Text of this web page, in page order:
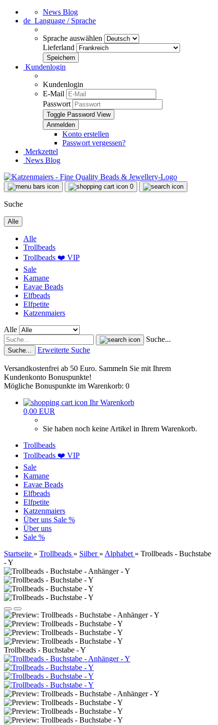
News Blog
de Language / Sprache
Sprache auswählen
Lieferland
Kundenlogin
Kundenlogin
E-Mail
Passwort
Toggle Password View
Konto erstellen
Passwort vergessen?
Merkzettel
News Blog
0
Suche
Alle
Alle
Trollbeads
Trollbeads ❤️ VIP
Sale
Kamane
Eavae Beads
Elfbeads
Elfpetite
Katzenmaiers
Alle
Suche...
Suche... Erweiterte Suche
Versandkostenfrei ab 50 Euro. Sammeln Sie mit Ihrem
Kundenkonto Bonuspunkte!
Mögliche Bonuspunkte im Warenkorb: 0
Ihr Warenkorb
0,00 EUR
Sie haben noch keine Artikel in Ihrem Warenkorb.
Trollbeads
Trollbeads ❤️ VIP
Sale
Kamane
Eavae Beads
Elfbeads
Elfpetite
Katzenmaiers
Über uns Sale %
Über uns
Sale %
Startseite » Trollbeads » Silber » Alphabet » Trollbeads - Buchstabe
- Y
Trollbeads - Buchstabe - Y